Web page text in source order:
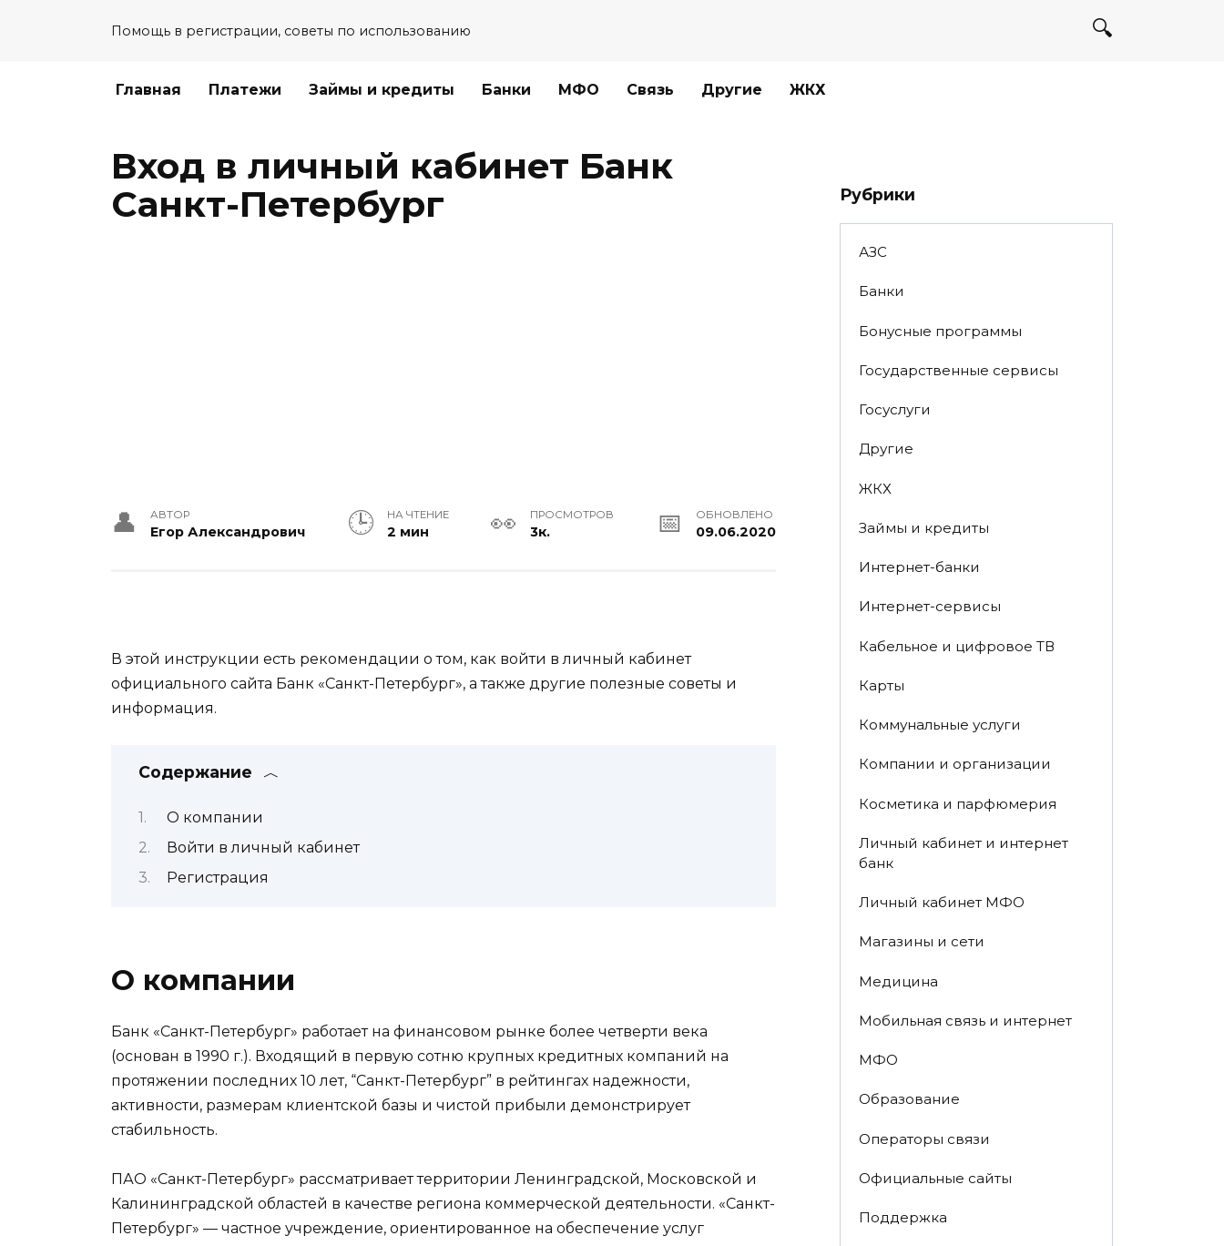
Помощь в регистрации, советы по использованию
Главная Платежи Займы и кредиты Банки МФО Связь Другие ЖКХ
Вход в личный кабинет Банк
Санкт-Петербург
АВТОР
Егор Александрович
НА ЧТЕНИЕ
2 мин
ПРОСМОТРОВ
3к.
ОБНОВЛЕНО
09.06.2020
В этой инструкции есть рекомендации о том, как войти в личный кабинет
официального сайта Банк «Санкт-Петербург», а также другие полезные советы и
информация.
Содержание
О компании
Войти в личный кабинет
Регистрация
О компании
Банк «Санкт-Петербург» работает на финансовом рынке более четверти века
(основан в 1990 г.). Входящий в первую сотню крупных кредитных компаний на
протяжении последних 10 лет, “Санкт-Петербург” в рейтингах надежности,
активности, размерам клиентской базы и чистой прибыли демонстрирует
стабильность.
ПАО «Санкт-Петербург» рассматривает территории Ленинградской, Московской и
Калининградской областей в качестве региона коммерческой деятельности. «Санкт-
Петербург» — частное учреждение, ориентированное на обеспечение услуг
Рубрики
АЗС
Банки
Бонусные программы
Государственные сервисы
Госуслуги
Другие
ЖКХ
Займы и кредиты
Интернет-банки
Интернет-сервисы
Кабельное и цифровое ТВ
Карты
Коммунальные услуги
Компании и организации
Косметика и парфюмерия
Личный кабинет и интернет
банк
Личный кабинет МФО
Магазины и сети
Медицина
Мобильная связь и интернет
МФО
Образование
Операторы связи
Официальные сайты
Поддержка